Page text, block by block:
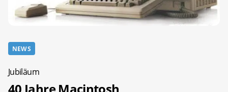
NEWS
Jubiläum